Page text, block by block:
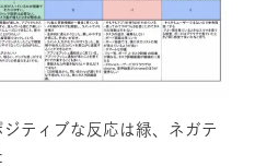
ティブな反応は緑、ネガテ